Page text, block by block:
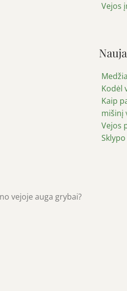
vejoje auga grybai?
Vejos
Kodėl
Kaip
mišinį
Vejos